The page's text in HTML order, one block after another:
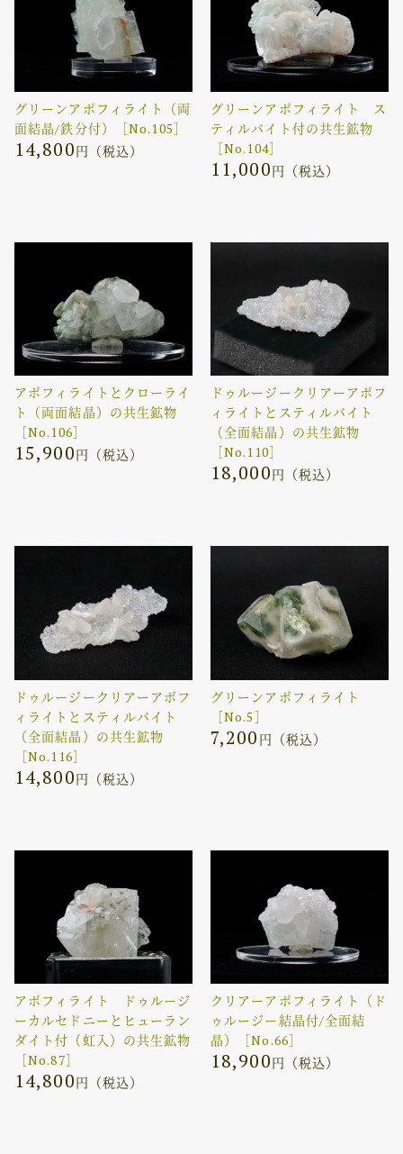
グリーンアポフィライト（両
面結晶/鉄分付）［No.105］
14,800円（税込）
グリーンアポフィライト ス
ティルバイト付の共生鉱物
［No.104］
11,000円（税込）
アポフィライトとクローライ
ト（両面結晶）の共生鉱物
［No.106］
15,900円（税込）
ドゥルージークリアーアポフ
ィライトとスティルバイト
（全面結晶）の共生鉱物
［No.110］
18,000円（税込）
ドゥルージークリアーアポフ
ィライトとスティルバイト
（全面結晶）の共生鉱物
［No.116］
14,800円（税込）
グリーンアポフィライト
［No.5］
7,200 円（税込）
アポフィライト ドゥルージ
ーカルセドニーとヒューラン
ダイト付（虹入）の共生鉱物
［No.87］
14,800円（税込）
クリアーアポフィライト（ド
ゥルージー結晶付/全面結
晶）［No.66］
18,900円（税込）